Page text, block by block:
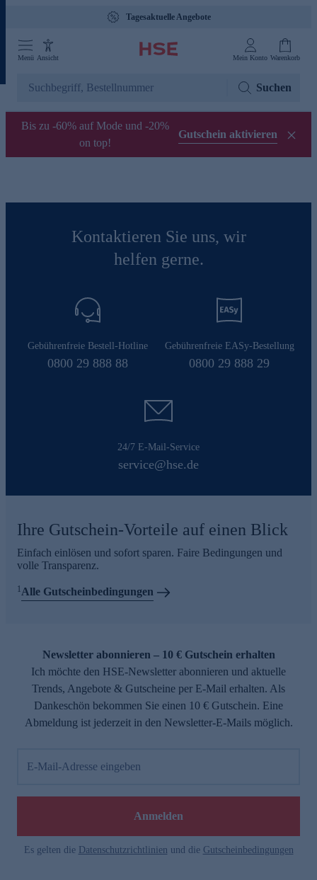
Tagesaktuelle Angebote
Menü Ansicht Mein Konto Warenkorb
Suchen
Bis zu -60% auf Mode und -20%
on top!
Gutschein aktivieren
Kontaktieren Sie uns, wir
helfen gerne.
Gebührenfreie Bestell-Hotline
0800 29 888 88
Gebührenfreie EASy-Bestellung
0800 29 888 29
24/7 E-Mail-Service
service@hse.de
Ihre Gutschein-Vorteile auf einen Blick
Einfach einlösen und sofort sparen. Faire Bedingungen und
volle Transparenz.
1Alle Gutscheinbedingungen
Newsletter abonnieren – 10 € Gutschein erhalten
Ich möchte den HSE-Newsletter abonnieren und aktuelle
Trends, Angebote & Gutscheine per E-Mail erhalten. Als
Dankeschön bekommen Sie einen 10 € Gutschein. Eine
Abmeldung ist jederzeit in den Newsletter-E-Mails möglich.
E-Mail-Adresse eingeben
Anmelden
Es gelten die Datenschutzrichtlinien und die Gutscheinbedingungen